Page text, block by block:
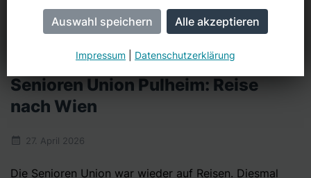
Senioren Union Pulheim: Reise
nach Wien
27. April 2026
Die Senioren Union war wieder auf Reisen. Diesmal
Impressum Datenschutzerklärung